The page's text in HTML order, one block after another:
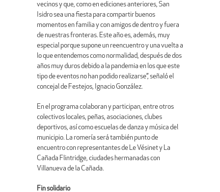
vecinos y que, como en ediciones anteriores, San
Isidro sea una fiesta para compartir buenos
momentos en familia y con amigos de dentro y fuera
de nuestras fronteras. Este año es, además, muy
especial porque supone un reencuentro y una vuelta a
lo que entendemos como normalidad, después de dos
años muy duros debido a la pandemia en los que este
tipo de eventos no han podido realizarse”, señaló el
concejal de Festejos, Ignacio González.
En el programa colaboran y participan, entre otros
colectivos locales, peñas, asociaciones, clubes
deportivos, así como escuelas de danza y música del
municipio. La romería será también punto de
encuentro con representantes de Le Vésinet y La
Cañada Flintridge, ciudades hermanadas con
Villanueva de la Cañada.
Fin solidario